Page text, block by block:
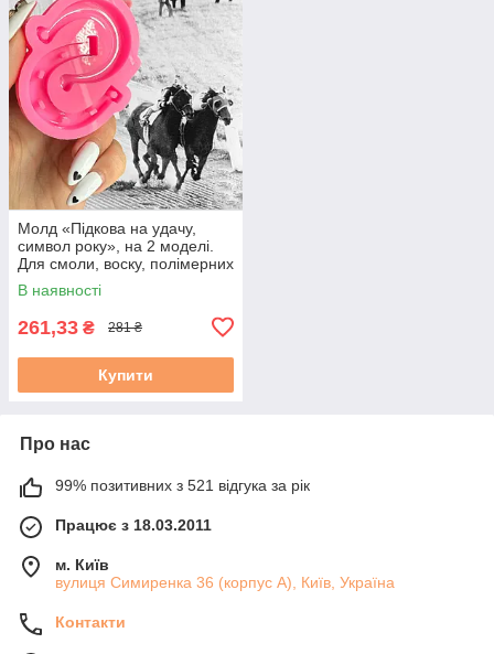
Молд «Підкова на удачу,
символ року», на 2 моделі.
Для смоли, воску, полімерних
мас, гіпсу. М. 2
В наявності
261,33 ₴ 281 ₴
Купити
Про нас
99% позитивних з 521 відгука за рік
Працює з 18.03.2011
м. Київ
вулиця Симиренка 36 (корпус А), Київ, Україна
Контакти